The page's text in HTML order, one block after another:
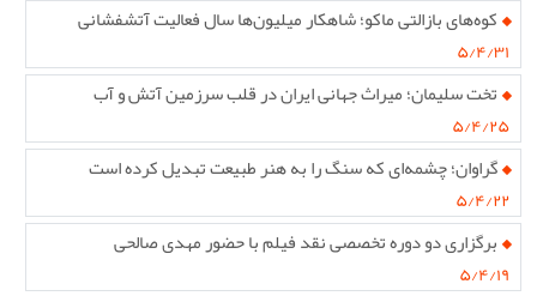
کوه‌های بازالتی ماکو؛ شاهکار میلیون‌ها سال فعالیت آتشفشانی
۵/۴/۳۱
تخت سلیمان؛ میراث جهانی ایران در قلب سرزمین آتش و آب
۵/۴/۲۵
گراوان؛ چشمه‌ای که سنگ را به هنر طبیعت تبدیل کرده است
۵/۴/۲۲
برگزاری دو دوره تخصصی نقد فیلم با حضور مهدی صالحی
۵/۴/۱۹